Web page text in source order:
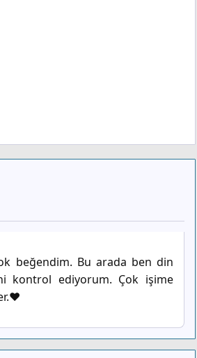
beğendim. Bu arada ben din
kontrol ediyorum. Çok işime